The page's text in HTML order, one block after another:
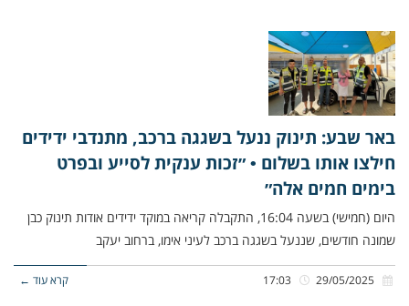
באר שבע: תינוק ננעל בשגגה ברכב, מתנדבי ידידים
חילצו אותו בשלום • ״זכות ענקית לסייע ובפרט
בימים חמים אלה״
היום (חמישי) בשעה 16:04, התקבלה קריאה במוקד ידידים אודות תינוק כבן
שמונה חודשים, שננעל בשגגה ברכב לעיני אימו, ברחוב יעקב
קרא עוד ←